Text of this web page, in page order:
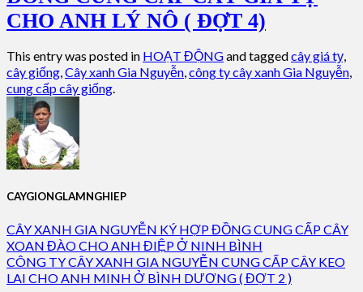
CHO ANH LÝ NÔ ( ĐỢT 4)
This entry was posted in HOẠT ĐỘNGand taggedcây giá tỵ,
cây giống,Cây xanh Gia Nguyễn,công ty cây xanh Gia Nguyễn,
cung cấp cây giống.
CAYGIONGLAMNGHIEP
CÂY XANH GIA NGUYỄN KÝ HỢP ĐỒNG CUNG CẤP CÂY
XOAN ĐÀO CHO ANH ĐIỆP Ở NINH BÌNH
CÔNG TY CÂY XANH GIA NGUYỄN CUNG CẤP CÂY KEO
LAI CHO ANH MINH Ở BÌNH DƯƠNG ( ĐỢT 2 )